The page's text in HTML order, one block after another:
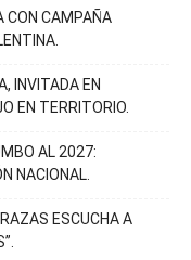
CAMPAÑA
INVITADA EN
EN TERRITORIO.
AL 2027:
NACIONAL.
ESCUCHA A